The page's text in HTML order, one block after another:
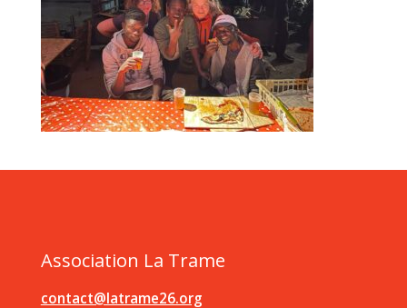
Association La Trame
contact@latrame26.org